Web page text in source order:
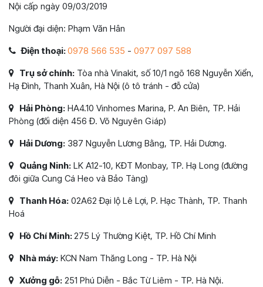
Nội cấp ngày 09/03/2019
Người đại diện: Phạm Văn Hân
Điện thoại:0978 566 535 - 0977 097 588
Trụ sở chính: Tòa nhà Vinakit, số 10/1 ngõ 168 Nguyễn Xiển,
Hạ Đình, Thanh Xuân, Hà Nội (ô tô tránh - đỗ cửa)
Hải Phòng: HA4.10 Vinhomes Marina, P. An Biên, TP. Hải
Phòng (đối diện 456 Đ. Võ Nguyên Giáp)
Hải Dương: 387 Nguyễn Lương Bằng, TP. Hải Dương.
Quảng Ninh: LK A12-10, KĐT Monbay, TP. Hạ Long (đường
đôi giữa Cung Cá Heo và Bảo Tàng)
Thanh Hóa: 02A62 Đại lộ Lê Lợi, P. Hạc Thành, TP. Thanh
Hoá
Hồ Chí Minh:275 Lý Thường Kiệt, TP. Hồ Chí Minh
Nhà máy: KCN Nam Thăng Long - TP. Hà Nội
Xưởng gỗ: 251 Phú Diễn - Bắc Từ Liêm - TP. Hà Nội.